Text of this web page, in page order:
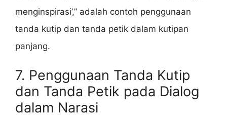
menginspirasi’,” adalah contoh penggunaan
tanda kutip dan tanda petik dalam kutipan
panjang.
7. Penggunaan Tanda Kutip
dan Tanda Petik pada Dialog
dalam Narasi